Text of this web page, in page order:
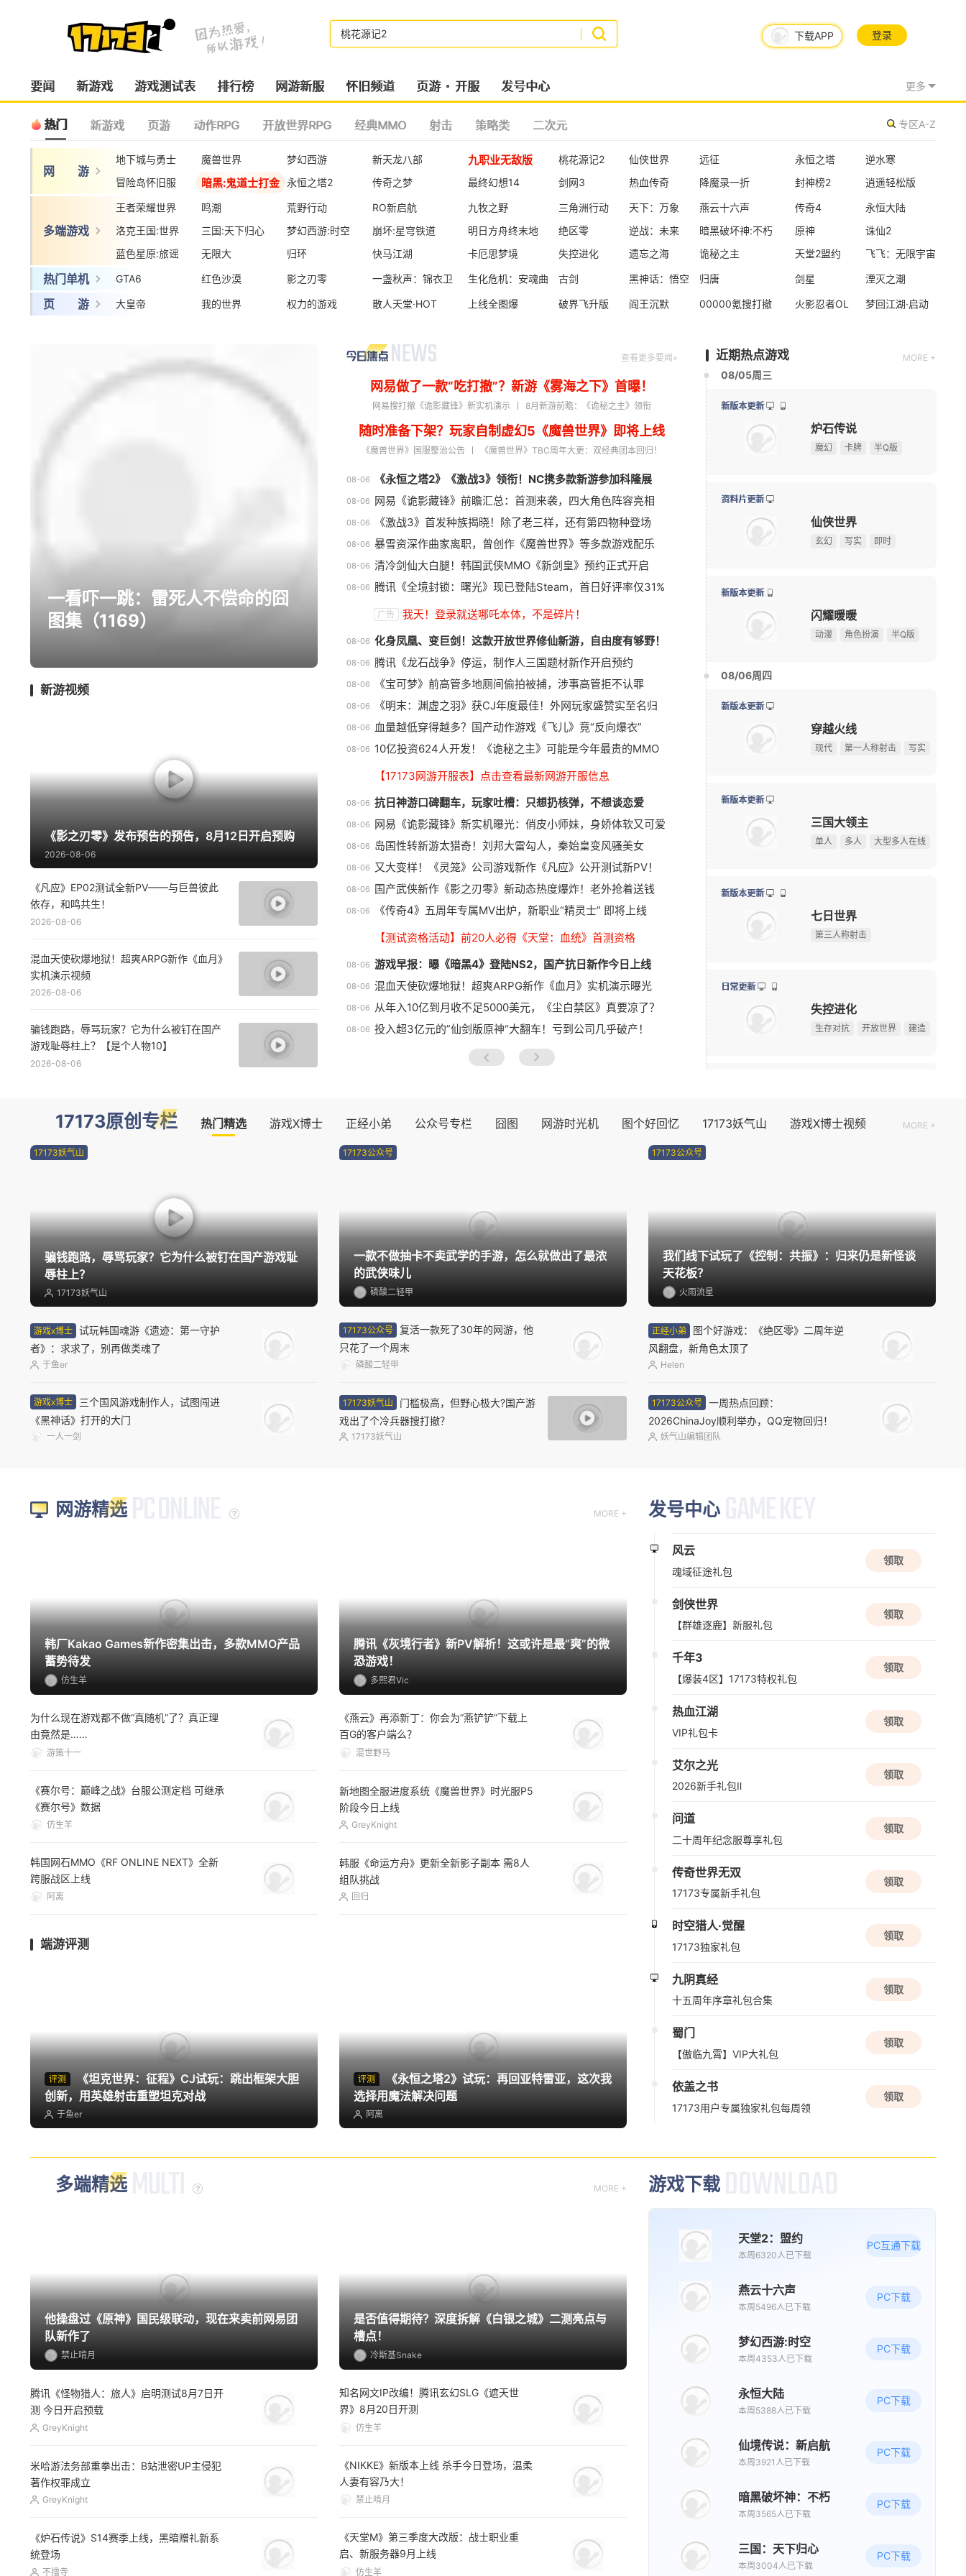
下载APP 登录
要闻 新游戏 游戏测试表 排行榜 网游新服 怀旧频道 页游 开服 发号中心 更多
热门 新游戏 页游 动作RPG 开放世界RPG 经典MMO 射击 策略类 二次元 专区A-Z
网 游
地下城与勇士 魔兽世界 梦幻西游 新天龙八部 九职业无敌版 桃花源记2 仙侠世界 远征 永恒之塔
逆水寒
冒险岛怀旧服
暗黑:鬼道士打金 永恒之塔2 传奇之梦 最终幻想14 剑网3 热血传奇 降魔录一折 封神榜2 逍遥轻松版
多端游戏
王者荣耀世界 鸣潮 荒野行动 RO新启航 九牧之野 三角洲行动 天下：万象 燕云十六声 传奇4
永恒大陆
洛克王国:世界
三国:天下归心 梦幻西游:时空 崩坏:星穹铁道 明日方舟终末地 绝区零 逆战：未来 暗黑破坏神:不朽 原神
诛仙2
蓝色星原:旅谣
无限大 归环 快马江湖 卡厄思梦境 失控进化 遗忘之海 诡秘之主 天堂2盟约 飞飞：无限宇宙
热门单机 GTA6 红色沙漠 影之刃零 一盏秋声：锦衣卫 生化危机：安魂曲 古剑 黑神话：悟空 归唐 剑星 湮灭之潮
页 游 大皇帝 我的世界 权力的游戏 散人天堂·HOT 上线全图爆 破界飞升版 阎王沉默 00000氪搜打撤 火影忍者OL 梦回江湖·启动
一看吓一跳：雷死人不偿命的囧
图集（1169）
盘点8月扎堆上线的影游：玩家想
扔核弹，结果只能谈恋爱？
绅士日报：国服停服，但日服依
旧活得滋润！涩涩新角太诱人
新游视频
《影之刃零》发布预告的预告，8月12日开启预购
2026-08-06
《凡应》EP02测试全新PV——与巨兽彼此
依存，和鸣共生！
2026-08-06
混血天使砍爆地狱！超爽ARPG新作《血月》
实机演示视频
2026-08-06
骗钱跑路，辱骂玩家？它为什么被钉在国产
游戏耻辱柱上？【是个人物10】
2026-08-06
查看更多要闻»
网易做了一款“吃打撤”？新游《雾海之下》首曝！
网易搜打撤《诡影藏锋》新实机演示 8月新游前瞻：《诡秘之主》领衔
随时准备下架？玩家自制虚幻5《魔兽世界》即将上线
《魔兽世界》国服整治公告 《魔兽世界》TBC周年大更：双经典团本回归！
08-06 《永恒之塔2》《激战3》领衔！NC携多款新游参加科隆展
08-06 网易《诡影藏锋》前瞻汇总：首测来袭，四大角色阵容亮相
08-06 《激战3》首发种族揭晓！除了老三样，还有第四物种登场
08-06 暴雪资深作曲家离职，曾创作《魔兽世界》等多款游戏配乐
08-06 清冷剑仙大白腿！韩国武侠MMO《新剑皇》预约正式开启
08-06 腾讯《全境封锁：曙光》现已登陆Steam，首日好评率仅31%
广告 我天！登录就送哪吒本体，不是碎片！
08-06 化身凤凰、变巨剑！这款开放世界修仙新游，自由度有够野！
08-06 腾讯《龙石战争》停运，制作人三国题材新作开启预约
08-06 《宝可梦》前高管多地厕间偷拍被捕，涉事高管拒不认罪
08-06 《明末：渊虚之羽》获CJ年度最佳！外网玩家盛赞实至名归
08-06 血量越低穿得越多？国产动作游戏《飞儿》竟“反向爆衣”
08-06 10亿投资624人开发！《诡秘之主》可能是今年最贵的MMO
【17173网游开服表】点击查看最新网游开服信息
08-06 抗日神游口碑翻车，玩家吐槽：只想扔核弹，不想谈恋爱
08-06 网易《诡影藏锋》新实机曝光：俏皮小师妹，身娇体软又可爱
08-06 岛国性转新游太猎奇！刘邦大雷勾人，秦始皇变风骚美女
08-06 又大变样！《灵笼》公司游戏新作《凡应》公开测试新PV！
08-06 国产武侠新作《影之刃零》新动态热度爆炸！老外抢着送钱
08-06
《传奇4》五周年专属MV出炉，新职业“精灵士” 即将上线
【测试资格活动】前20人必得《天堂：血统》首测资格
08-06 游戏早报：曝《暗黑4》登陆NS2，国产抗日新作今日上线
08-06 混血天使砍爆地狱！超爽ARPG新作《血月》实机演示曝光
08-06 从年入10亿到月收不足5000美元，《尘白禁区》真要凉了？
08-06 投入超3亿元的”仙剑版原神“大翻车！亏到公司几乎破产！
《Apex英雄》S30爆料：排位或将新增传奇禁用系统
《炉石传说》版本更新：引擎升级，正式终止Win7系
《完美世界：诸神之战》东方奇遇季今日正式开启
《三角洲行动》夏季赛即将开赛，换新赛制后会更好
绅士日报：冷门国产舰娘游戏新皮纯欲攻势，御姐萝
《刺客信条》功勋总监回归育碧，执掌系列新项目
我天！登录就送哪吒本体，不是碎片！
Krafto新作出征科隆展，《绝地求生》衍生FPS全球首
限定手办直接送！上海全新动漫献血屋8月7日开启抽
10大坐骑免费送！《魔兽世界》国服21周年庆典明日
游戏早报：腾讯《天堂M》开测，网易《诡影藏锋》新
《守望先锋》新英雄D.Mon亮相！D.Va昔日队友终于
暗黑4国服免费领本体最后一天！原价128元，今晚
【17173网游开服表】点击查看最新网游开服信息
游戏早报：外媒盛赞《抵抗者》 冒险岛怀旧服国际服
俄罗斯大雷美女cos《巫师3》叶奈法！波涛汹涌大方
游戏早报：九阴新作细节曝光，粉丝自制魔兽即将上线
75岁初代“神奇女侠”晒沐浴照 网友感叹颜值冻龄
多图预警！CJ咪咕游戏展台高颜值游戏角色全捕捉
《永恒之塔2》现场COS精彩回顾，哪一位Cos角色最
【测试资格活动】前20人必得《天堂：血统》首测资格
剑网三《鹅鸭杀》联动，金山世游展台被玩家“攻陷”
ChinaJoy 第一天，《街头篮球》热血直上篮筐
正惊GIF：表情如此羞涩！美女这个表情，让人遐想连
ChinaJoy现场小姐姐分享：云逛展福利这不就来了
近期热点游戏 MORE +
新版本更新
08/06周四
新版本更新
新版本更新
新版本更新
失控进化
遗忘之海
大道仙途
不思议迷宫
奥比岛：梦想国度
模拟经营 休闲益智
2.5D
怪物猎人：旅人
新版本更新
国风手游
新版本更新
2D 射击
资料片更新
08/11周二
公测
盗墓笔记：启程
角色扮演 悬疑
二次元 动作
新版本更新
苍翼：混沌效应
新版本更新
养成
08/14周五
仙山小农
08/15周六
新版本更新
QQ炫舞2
17173原创专栏 热门精选 游戏X博士 正经小弟 公众号专栏 囧图 网游时光机 图个好回忆 17173妖气山 游戏X博士视频 MORE +
17173妖气山
骗钱跑路，辱骂玩家？它为什么被钉在国产游戏耻
辱柱上？
17173妖气山
17173公众号
一款不做抽卡不卖武学的手游，怎么就做出了最浓
的武侠味儿
磷酸二轻甲
17173公众号
我们线下试玩了《控制：共振》：归来仍是新怪谈
天花板？
火雨流星
游戏x博士
试玩韩国魂游《遗迹：第一守护
者》：求求了，别再做类魂了
于鱼er
17173公众号
复活一款死了30年的网游，他
只花了一个周末
磷酸二轻甲
正经小弟
图个好游戏：《绝区零》二周年逆
风翻盘，新角色太顶了
Helen
游戏x博士
三个国风游戏制作人，试图闯进
《黑神话》打开的大门
一人一剑
17173妖气山
门槛极高，但野心极大?国产游
戏出了个冷兵器搜打撤？
17173妖气山
17173公众号
一周热点回顾：
2026ChinaJoy顺利举办，QQ宠物回归！
妖气山编辑团队
网游精选 MORE +
韩厂Kakao Games新作密集出击，多款MMO产品
蓄势待发
仿生羊
腾讯《灰境行者》新PV解析！这或许是最“爽”的微
恐游戏！
多熙君Vic
为什么现在游戏都不做“真随机”了？真正理
由竟然是……
游策十一
《燕云》再添新丁：你会为“燕铲铲”下载上
百G的客户端么？
混世野马
《赛尔号：巅峰之战》台服公测定档 可继承
《赛尔号》数据
仿生羊
新地图全服进度系统《魔兽世界》时光服P5
阶段今日上线
GreyKnight
韩国网石MMO《RF ONLINE NEXT》全新
跨服战区上线
阿离
韩服《命运方舟》更新全新影子副本 需8人
组队挑战
回归
端游评测
评测
创新，用英雄射击重塑坦克对战
于鱼er
评测
选择用魔法解决问题
阿离
发号中心
风云
魂域征途礼包
领取
剑侠世界
【群雄逐鹿】新服礼包
领取
千年3
【爆装4区】17173特权礼包
领取
热血江湖
VIP礼包卡
领取
艾尔之光
2026新手礼包Ⅱ
领取
问道
二十周年纪念服尊享礼包
领取
传奇世界无双
17173专属新手礼包
领取
时空猎人·觉醒
17173独家礼包
领取
九阴真经
十五周年序章礼包合集
领取
蜀门
【傲临九霄】VIP大礼包
领取
依盖之书
17173用户专属独家礼包每周领
领取
多端精选 MORE +
他操盘过《原神》国民级联动，现在来卖前网易团
队新作了
禁止啃月
是否值得期待？深度拆解《白银之城》二测亮点与
槽点！
冷斯基Snake
腾讯《怪物猎人：旅人》启明测试8月7日开
测 今日开启预载
GreyKnight
知名网文IP改编！腾讯玄幻SLG《遮天世
界》8月20日开测
仿生羊
米哈游法务部重拳出击：B站泄密UP主侵犯
著作权罪成立
GreyKnight
《NIKKE》新版本上线 杀手今日登场，温柔
人妻有容乃大！
禁止啃月
《炉石传说》S14赛季上线，黑暗赠礼新系
统登场
不撸寺
《天堂M》第三季度大改版：战士职业重
启、新服务器9月上线
仿生羊
游戏下载
天堂2：盟约
本周6320人已下载
PC互通下载
燕云十六声
本周5496人已下载
PC下载
梦幻西游:时空
本周4353人已下载
PC下载
永恒大陆
本周5388人已下载
PC下载
仙境传说：新启航
本周3921人已下载
PC下载
暗黑破坏神：不朽
本周3565人已下载
PC下载
三国：天下归心
本周3004人已下载
PC下载